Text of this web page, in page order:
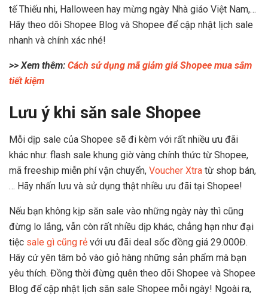
tế Thiếu nhi, Halloween hay mừng ngày Nhà giáo Việt Nam,…
Hãy theo dõi Shopee Blog và Shopee để cập nhật lịch sale
nhanh và chính xác nhé!
>> Xem thêm: Cách sử dụng mã giảm giá Shopee mua sắm
tiết kiệm
Lưu ý khi săn sale Shopee
Mỗi dịp sale của Shopee sẽ đi kèm với rất nhiều ưu đãi
khác như: flash sale khung giờ vàng chính thức từ Shopee,
mã freeship miễn phí vận chuyển, Voucher Xtra từ shop bán,
… Hãy nhấn lưu và sử dụng thật nhiều ưu đãi tại Shopee!
Nếu bạn không kịp săn sale vào những ngày này thì cũng
đừng lo lắng, vẫn còn rất nhiều dịp khác, chẳng hạn như đại
tiệc sale gì cũng rẻ với ưu đãi deal sốc đồng giá 29.000Đ.
Hãy cứ yên tâm bỏ vào giỏ hàng những sản phẩm mà bạn
yêu thích. Đồng thời đừng quên theo dõi Shopee và Shopee
Blog để cập nhật lịch săn sale Shopee mỗi ngày! Ngoài ra,